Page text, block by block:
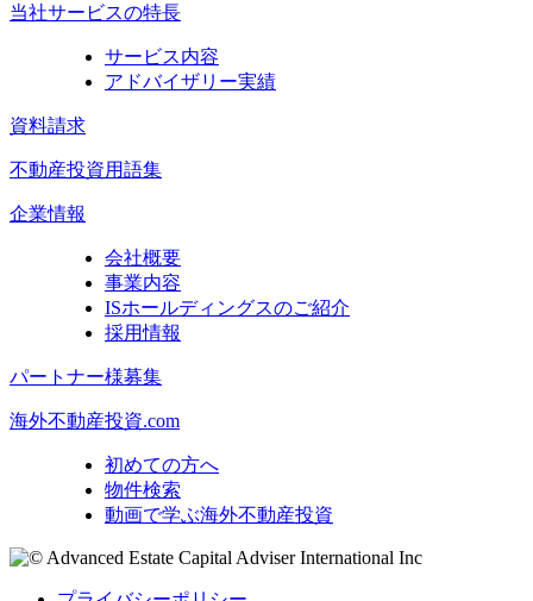
当社サービスの特長
サービス内容
アドバイザリー実績
資料請求
不動産投資用語集
企業情報
会社概要
事業内容
ISホールディングスのご紹介
採用情報
パートナー様募集
海外不動産投資.com
初めての方へ
物件検索
動画で学ぶ海外不動産投資